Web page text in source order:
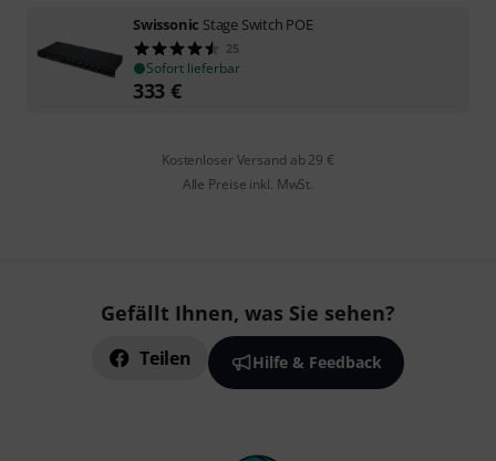
Swissonic Stage Switch POE
25
Sofort lieferbar
333 €
Kostenloser Versand ab 29 €
Alle Preise inkl. MwSt.
Gefällt Ihnen, was Sie sehen?
Teilen Hilfe & Feedback